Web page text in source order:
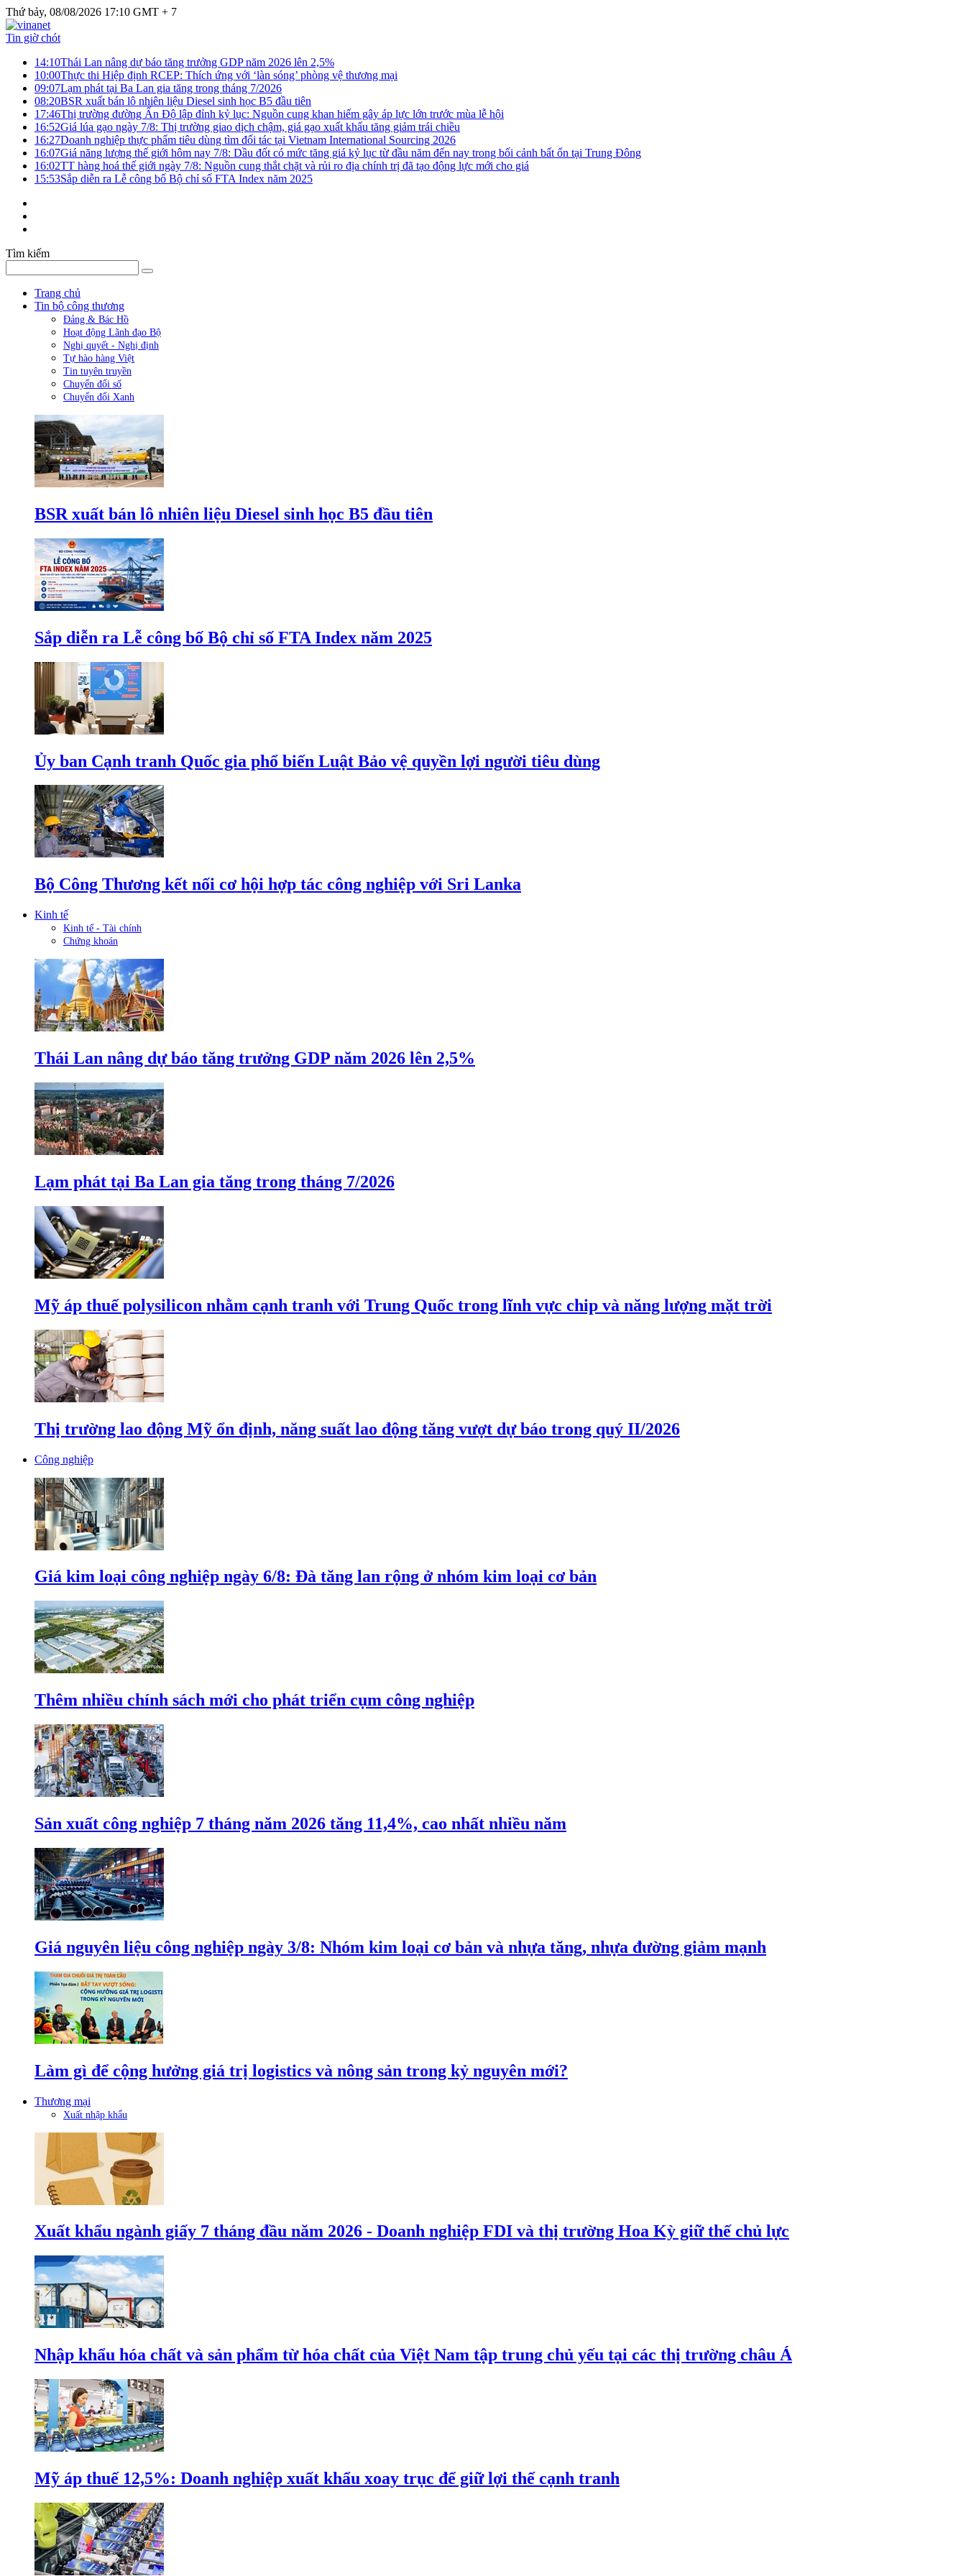
Thứ bảy, 08/08/2026 17:10 GMT + 7
Tin giờ chót
14:10Thái Lan nâng dự báo tăng trưởng GDP năm 2026 lên 2,5%
10:00Thực thi Hiệp định RCEP: Thích ứng với ‘làn sóng’ phòng vệ thương mại
09:07Lạm phát tại Ba Lan gia tăng trong tháng 7/2026
08:20BSR xuất bán lô nhiên liệu Diesel sinh học B5 đầu tiên
17:46Thị trường đường Ấn Độ lập đỉnh kỷ lục: Nguồn cung khan hiếm gây áp lực lớn trước mùa lễ hội
16:52Giá lúa gạo ngày 7/8: Thị trường giao dịch chậm, giá gạo xuất khẩu tăng giảm trái chiều
16:27Doanh nghiệp thực phẩm tiêu dùng tìm đối tác tại Vietnam International Sourcing 2026
16:07Giá năng lượng thế giới hôm nay 7/8: Dầu đốt có mức tăng giá kỷ lục từ đầu năm đến nay trong bối cảnh bất ổn tại Trung Đông
16:02TT hàng hoá thế giới ngày 7/8: Nguồn cung thắt chặt và rủi ro địa chính trị đã tạo động lực mới cho giá
15:53Sắp diễn ra Lễ công bố Bộ chỉ số FTA Index năm 2025
Tìm kiếm
Trang chủ
Tin bộ công thương
Đảng & Bác Hồ
Hoạt động Lãnh đạo Bộ
Nghị quyết - Nghị định
Tự hào hàng Việt
Tin tuyên truyền
Chuyển đổi số
Chuyển đổi Xanh
BSR xuất bán lô nhiên liệu Diesel sinh học B5 đầu tiên
Sắp diễn ra Lễ công bố Bộ chỉ số FTA Index năm 2025
Ủy ban Cạnh tranh Quốc gia phổ biến Luật Bảo vệ quyền lợi người tiêu dùng
Bộ Công Thương kết nối cơ hội hợp tác công nghiệp với Sri Lanka
Kinh tế
Kinh tế - Tài chính
Chứng khoán
Thái Lan nâng dự báo tăng trưởng GDP năm 2026 lên 2,5%
Lạm phát tại Ba Lan gia tăng trong tháng 7/2026
Mỹ áp thuế polysilicon nhằm cạnh tranh với Trung Quốc trong lĩnh vực chip và năng lượng mặt trời
Thị trường lao động Mỹ ổn định, năng suất lao động tăng vượt dự báo trong quý II/2026
Công nghiệp
Giá kim loại công nghiệp ngày 6/8: Đà tăng lan rộng ở nhóm kim loại cơ bản
Thêm nhiều chính sách mới cho phát triển cụm công nghiệp
Sản xuất công nghiệp 7 tháng năm 2026 tăng 11,4%, cao nhất nhiều năm
Giá nguyên liệu công nghiệp ngày 3/8: Nhóm kim loại cơ bản và nhựa tăng, nhựa đường giảm mạnh
Làm gì để cộng hưởng giá trị logistics và nông sản trong kỷ nguyên mới?
Thương mại
Xuất nhập khẩu
Xuất khẩu ngành giấy 7 tháng đầu năm 2026 - Doanh nghiệp FDI và thị trường Hoa Kỳ giữ thế chủ lực
Nhập khẩu hóa chất và sản phẩm từ hóa chất của Việt Nam tập trung chủ yếu tại các thị trường châu Á
Mỹ áp thuế 12,5%: Doanh nghiệp xuất khẩu xoay trục để giữ lợi thế cạnh tranh